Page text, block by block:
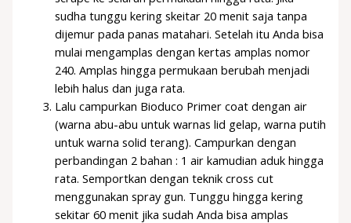
sudha tunggu kering skeitar 20 menit saja tanpa
dijemur pada panas matahari. Setelah itu Anda bisa
mulai mengamplas dengan kertas amplas nomor
240. Amplas hingga permukaan berubah menjadi
lebih halus dan juga rata.
Lalu campurkan Bioduco Primer coat dengan air
(warna abu-abu untuk warnas lid gelap, warna putih
untuk warna solid terang). Campurkan dengan
perbandingan 2 bahan : 1 air kamudian aduk hingga
rata. Semportkan dengan teknik cross cut
menggunakan spray gun. Tunggu hingga kering
sekitar 60 menit jika sudah Anda bisa amplas